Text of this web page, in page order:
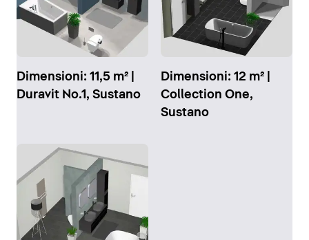
Dimensioni: 11,5 m² |
Duravit No.1, Sustano
Dimensioni: 12 m² |
Collection One,
Sustano